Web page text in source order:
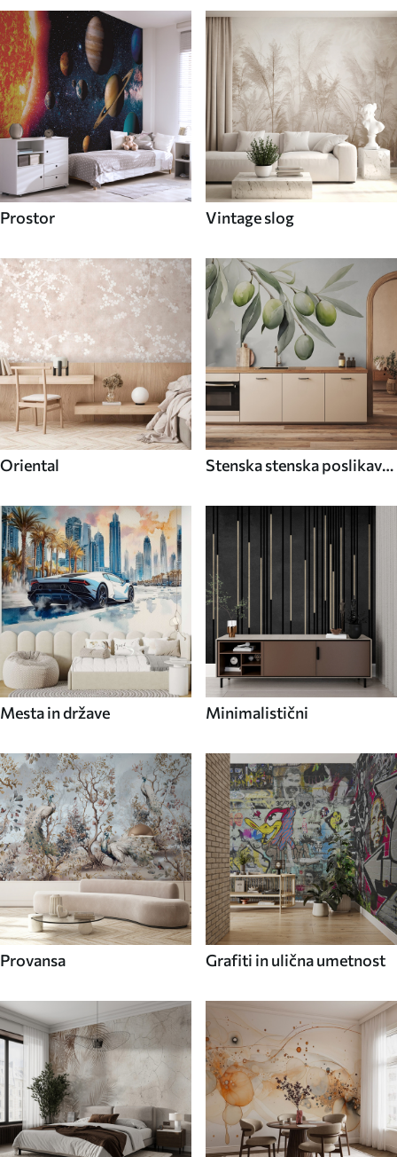
Prostor Vintage slog
Oriental
Stenska stenska poslikava
Mesta in države Minimalistični
Provansa Grafiti in ulična umetnost